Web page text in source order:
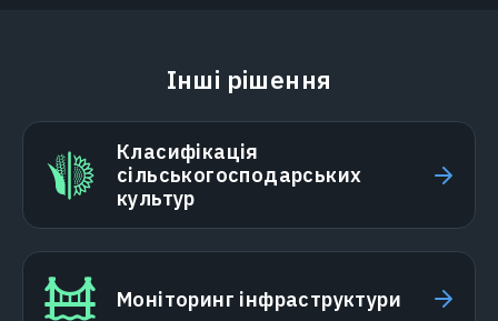
Інші рішення
Класифікація
сільськогосподарських
культур
Моніторинг інфраструктури